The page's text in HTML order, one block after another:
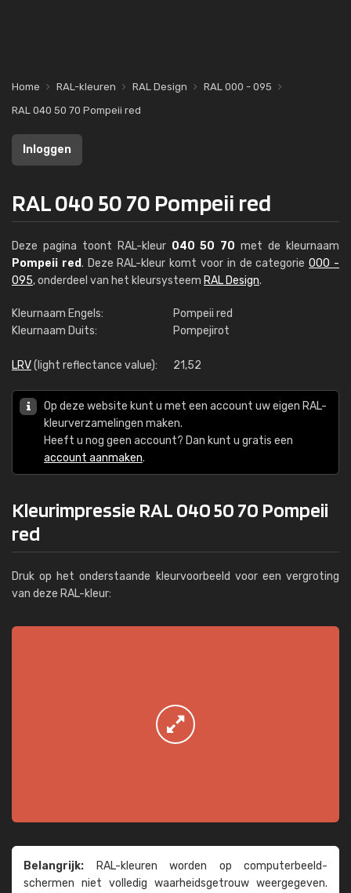
Home RAL-kleuren RAL Design
RAL 000 - 095
RAL 040 50 70 Pompeii red
Inloggen
RAL 040 50 70 Pompeii red
Deze pagina toont RAL-kleur 040 50 70 met de kleurnaam
Pompeii red. Deze RAL-kleur komt voor in de categorie000 -
095, onderdeel van het kleursysteem RAL Design.
Kleurnaam Engels:
Pompeii red
Kleurnaam Duits:
Pompejirot
LRV(light reflectance value): 21,52
Op deze website kunt u met een account uw eigen RAL-
kleurverzamelingen maken.
Heeft u nog geen account? Dan kunt u gratis een
account aanmaken.
Kleurimpressie RAL 040 50 70 Pompeii
red
Druk op het onderstaande kleurvoorbeeld voor een vergroting
van deze RAL-kleur:
Belangrijk: RAL-kleuren worden op computer­beeld­
schermen niet volledig waarheids­­getrouw weer­gegeven.